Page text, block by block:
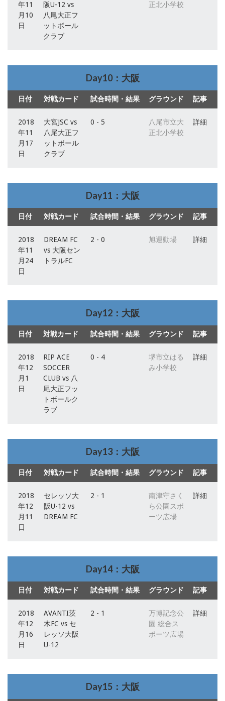
年11
月10
日
阪U-12 vs
八尾大正フ
ットボール
クラブ
正北小学校
Day10：大阪
日付 対戦カード 試合時間・結果 グラウンド 記事
2018
年11
月17
日
大宮JSC vs
八尾大正フ
ットボール
クラブ
0 - 5
八尾市立大
正北小学校
詳細
Day11：大阪
日付 対戦カード 試合時間・結果 グラウンド 記事
2018
年11
月24
日
DREAM FC
vs 大阪セン
トラルFC
2 - 0 旭運動場 詳細
Day12：大阪
日付 対戦カード 試合時間・結果 グラウンド 記事
2018
年12
月1
日
RIP ACE
SOCCER
CLUB vs 八
尾大正フッ
トボールク
ラブ
0 - 4
堺市立はる
み小学校
詳細
Day13：大阪
日付 対戦カード 試合時間・結果 グラウンド 記事
2018
年12
月11
日
セレッソ大
阪U-12 vs
DREAM FC
2 - 1
南津守さく
ら公園スポ
ーツ広場
詳細
Day14：大阪
日付 対戦カード 試合時間・結果 グラウンド 記事
2018
年12
月16
日
AVANTI茨
木FC vs セ
レッソ大阪
U-12
2 - 1
万博記念公
園 総合ス
ポーツ広場
詳細
Day15：大阪